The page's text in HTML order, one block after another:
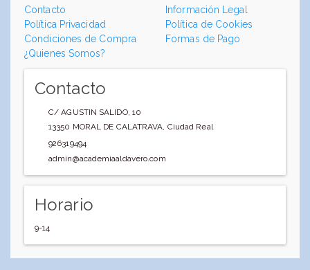
Contacto
Información Legal
Política Privacidad
Política de Cookies
Condiciones de Compra
Formas de Pago
¿Quienes Somos?
Contacto
C/ AGUSTIN SALIDO, 10
13350 MORAL DE CALATRAVA, Ciudad Real
926319494
admin@academiaaldavero.com
Horario
9-14